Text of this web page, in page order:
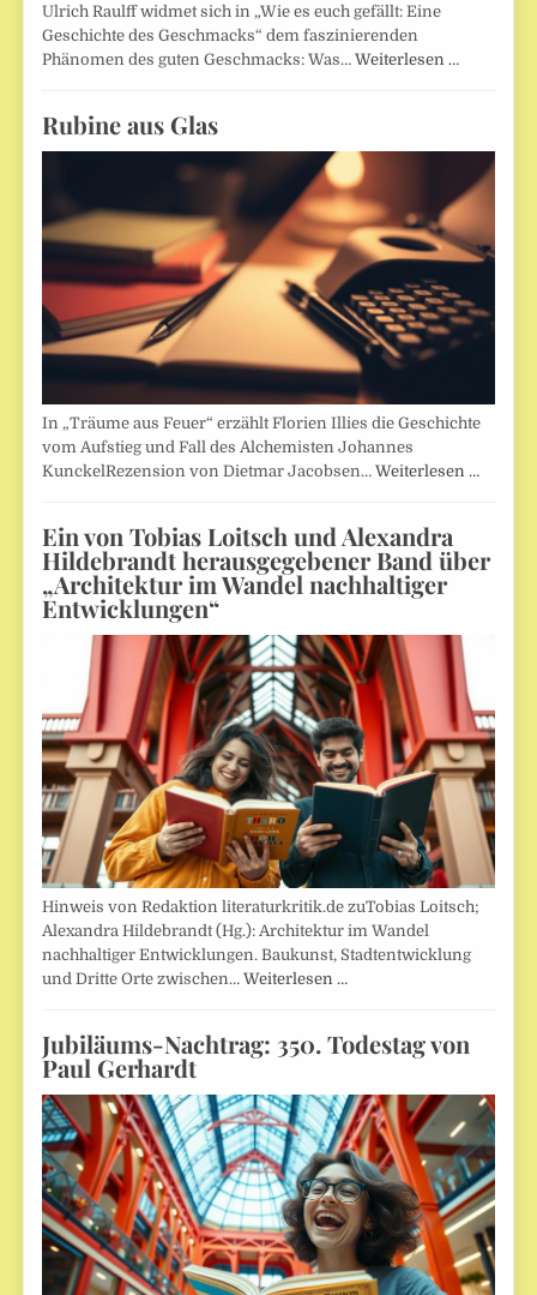
Ulrich Raulff widmet sich in „Wie es euch gefällt: Eine
Geschichte des Geschmacks“ dem faszinierenden
Phänomen des guten Geschmacks: Was…Weiterlesen …
Rubine aus Glas
In „Träume aus Feuer“ erzählt Florien Illies die Geschichte
vom Aufstieg und Fall des Alchemisten Johannes
KunckelRezension von Dietmar Jacobsen…Weiterlesen …
Ein von Tobias Loitsch und Alexandra
Hildebrandt herausgegebener Band über
„Architektur im Wandel nachhaltiger
Entwicklungen“
Hinweis von Redaktion literaturkritik.de zuTobias Loitsch;
Alexandra Hildebrandt (Hg.): Architektur im Wandel
nachhaltiger Entwicklungen. Baukunst, Stadtentwicklung
und Dritte Orte zwischen…Weiterlesen …
Jubiläums-Nachtrag: 350. Todestag von
Paul Gerhardt